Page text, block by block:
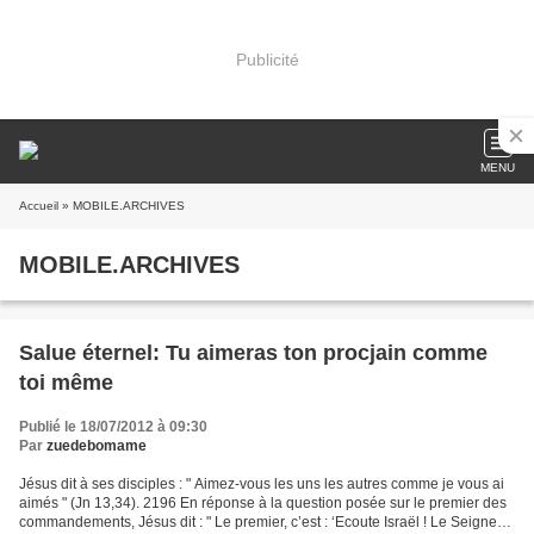
Publicité
MENU
Accueil » MOBILE.ARCHIVES
MOBILE.ARCHIVES
Salue éternel: Tu aimeras ton procjain comme
toi même
Publié le 18/07/2012 à 09:30
Par zuedebomame
Jésus dit à ses disciples : " Aimez-vous les uns les autres comme je vous ai
aimés " (Jn 13,34). 2196 En réponse à la question posée sur le premier des
commandements, Jésus dit : " Le premier, c’est : ‘Ecoute Israël ! Le Seigneur